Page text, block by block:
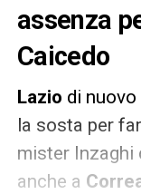
assenza
Caicedo
Lazio di
la sosta per
mister Inzaghi
anche a